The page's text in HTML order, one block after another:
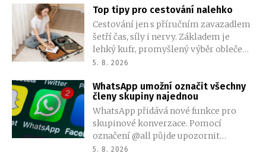
postavě zatím tvůrci tají.
Top tipy pro cestování nalehko
Cestování jen s příručním zavazadlem
šetří čas, síly i nervy. Základem je
lehký kufr, promyšlený výběr oblečení
a omezení věcí, které balíme jen pro
znamená větší volnost při přesunech a
méně starostí na letištích, ve vlacích i v
ulicích měst. Jak si zabalit úsporně?
5. 8. 2026
WhatsApp umožní označit všechny
členy skupiny najednou
WhatsApp přidává nové funkce pro
skupinové konverzace. Pomocí
označení @all půjde upozornit
všechny členy najednou, změn se
5. 8. 2026